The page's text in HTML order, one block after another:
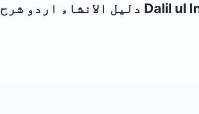
Dalil ul Insha Urdu Sharh Muallim ul Insha دلیل الانشاء اردو شرح